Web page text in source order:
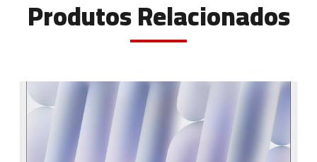
Produtos Relacionados